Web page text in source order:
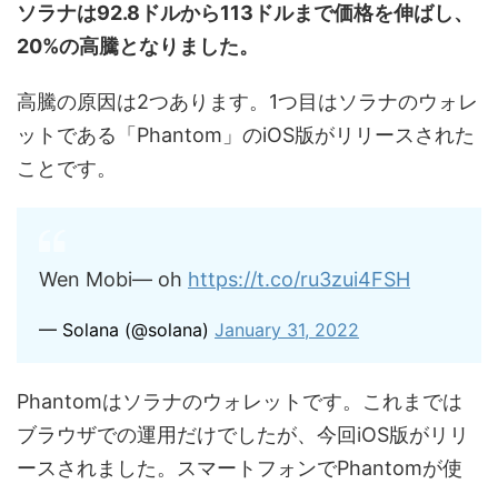
ソラナは92.8ドルから113ドルまで価格を伸ばし、
20%の高騰となりました。
高騰の原因は2つあります。1つ目はソラナのウォレ
ットである「Phantom」のiOS版がリリースされた
ことです。
Wen Mobi–– oh https://t.co/ru3zui4FSH
— Solana (@solana) January 31, 2022
Phantomはソラナのウォレットです。これまでは
ブラウザでの運用だけでしたが、今回iOS版がリリ
ースされました。スマートフォンでPhantomが使